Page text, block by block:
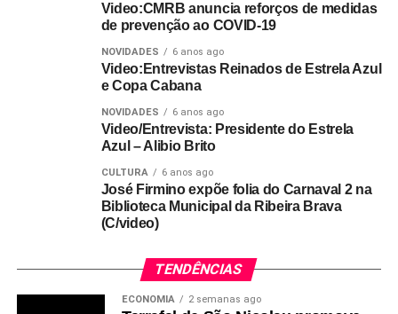
Video:CMRB anuncia reforços de medidas
de prevenção ao COVID-19
NOVIDADES 6 anos ago
Video:Entrevistas Reinados de Estrela Azul
e Copa Cabana
NOVIDADES 6 anos ago
Video/Entrevista: Presidente do Estrela
Azul – Alibio Brito
CULTURA 6 anos ago
José Firmino expõe folia do Carnaval 2 na
Biblioteca Municipal da Ribeira Brava
(C/video)
TENDÊNCIAS
ECONOMIA 2 semanas ago